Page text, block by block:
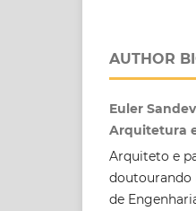
AUTHOR
Euler
Arquitetura
Arquiteto e
doutourando
de